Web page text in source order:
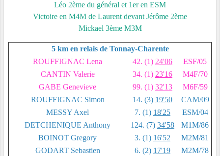
Léo 2ème du général et 1er en ESM
Victoire en M4M de Laurent devant Jérôme 2ème
Mickael 3ème M3M
5 km en relais de Tonnay-Charente
ROUFFIGNAC Lena
42. (1) 24'06
ESF/05
CANTIN Valerie
34. (1) 23'16
M4F/70
GABE Genevieve
99. (1) 32'13
M6F/59
ROUFFIGNAC Simon
14. (3) 19'50
CAM/09
MESSY Axel
7. (1) 18'25
ESM/04
DETCHENIQUE Anthony
124. (7) 34'58
M1M/86
BOINOT Gregory
3. (1) 16'52
M2M/81
GODART Sebastien
6. (2) 17'19
M2M/78